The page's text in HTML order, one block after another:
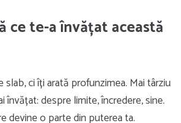
ce te-a învățat această
slab, ci îți arată profunzimea. Mai târziu
învățat: despre limite, încredere, sine.
devine o parte din puterea ta.